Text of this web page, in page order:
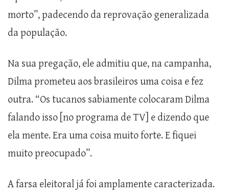
morto”, padecendo da reprovação generalizada
da população.
Na sua pregação, ele admitiu que, na campanha,
Dilma prometeu aos brasileiros uma coisa e fez
outra. “Os tucanos sabiamente colocaram Dilma
falando isso [no programa de TV] e dizendo que
ela mente. Era uma coisa muito forte. E fiquei
muito preocupado”.
A farsa eleitoral já foi amplamente caracterizada.